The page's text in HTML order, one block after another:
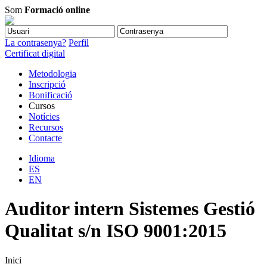
Som Formació online
La contrasenya? Perfil
Certificat digital
Metodologia
Inscripció
Bonificació
Cursos
Notícies
Recursos
Contacte
Idioma
ES
EN
Auditor intern Sistemes Gestió
Qualitat s/n ISO 9001:2015
Inici